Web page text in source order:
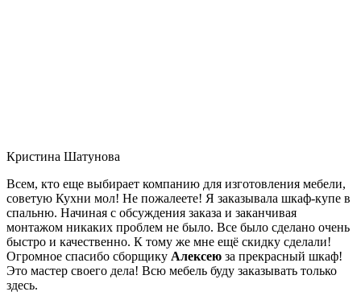
Кристина Шатунова
Всем, кто еще выбирает компанию для изготовления мебели,
советую Кухни мол! Не пожалеете! Я заказывала шкаф-купе в
спальню. Начиная с обсуждения заказа и заканчивая
монтажом никаких проблем не было. Все было сделано очень
быстро и качественно. К тому же мне ещё скидку сделали!
Огромное спасибо сборщику Алексею за прекрасный шкаф!
Это мастер своего дела! Всю мебель буду заказывать только
здесь.